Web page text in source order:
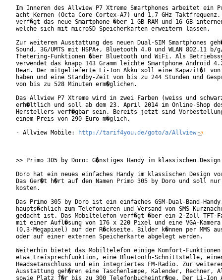
Im Inneren des Allview P7 Xtreme Smartphones arbeitet ein
acht Kernen (Octa Core Cortex-A7) und 1,7 GHz
verf�gt das neue Smartphone �ber 1 GB RAM und 16 GB
welche sich mit microSD Speicherkarten erweitern lassen.
Zur weiteren Ausstattung des neuen Dual-SIM Smartphones
Sound, 3G/UMTS mit HSPA+, Bluetooth 4.0 und WLAN 802.11 b/
Thetering-Funktionen �ber Bluetooth und WiFi. Als
verwendet das knapp 143 Gramm leichte Smartphone Android
Bean. Der mitgelieferte Li-Ion Akku soll eine Kapazit�t von
haben und eine Standby-Zeit von bis zu 244 Stunden und
von bis zu 528 Minuten erm�glichen.
Das Allview P7 Xtreme wird in zwei Farben (weiss und
erh�ltlich und soll ab dem 23. April 2014 im Online-Shop
Herstellers verf�gbar sein. Bereits jetzt sind
einem Preis von 290 Euro m�glich.
- Allview Mobile:
http://tarif4you.de/goto/a/Allview
>> Primo 305 by Doro: G�nstiges Handy im klassischen Design
Doro hat ein neues einfaches Handy im klassischen Design
Das Ger�t h�rt auf den Namen Primo 305 by Doro und soll
kosten.
Das Primo 305 by Doro ist ein einfaches GSM-Dual-Band-
haupts�chlich zum Telefonieren und Versand von SMS
gedacht ist. Das Mobiltelefon verf�gt �ber ein 2-Zoll TFT-
mit einer Aufl�sung von 176 x 220 Pixel und eine VGA-Kamera
(0,3-Megapixel) auf der R�ckseite. Bilder k�nnen per MMS
oder auf einer externen Speicherkarte abgelegt werden.
Weiterhin bietet das Mobiltelefon einige Komfort-
etwa Freisprechfunktion, eine Bluetooth-Schnittstelle, einen
Headsetanschluss und ein integriertes FM-Radio. Zur
Ausstattung geh�ren eine Taschenlampe, Kalender, Rechner,
sowie Platz f�r bis zu 300 Telefonbucheintr�ge. Der Li-Ion